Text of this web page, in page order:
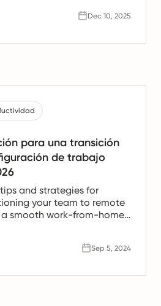
equipos españoles.
Dec 10, 2025
para una transición
de trabajo
and strategies for
your team to remote
a smooth work-from-home
Sep 5, 2024